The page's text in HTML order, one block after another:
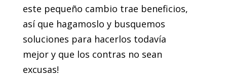
este pequeño cambio trae beneficios,
así que hagamoslo y busquemos
soluciones para hacerlos todavía
mejor y que los contras no sean
excusas!